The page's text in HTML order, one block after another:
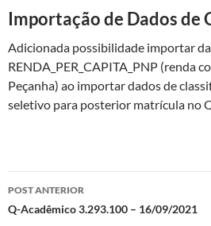
Importação de Dados de
Adicionada possibilidade importar
RENDA_PER_CAPITA_PNP (renda
Peçanha) ao importar dados de
seletivo para posterior matrícula no
Navegação
de
POST ANTERIOR
Q-Acadêmico 3.293.100 – 16/09/2021